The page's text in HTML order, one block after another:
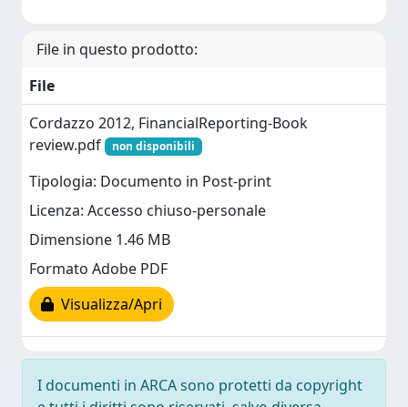
File in questo prodotto:
File
Cordazzo 2012, FinancialReporting-Book
review.pdf
non disponibili
Tipologia: Documento in Post-print
Licenza: Accesso chiuso-personale
Dimensione 1.46 MB
Formato Adobe PDF
Visualizza/Apri
I documenti in ARCA sono protetti da copyright